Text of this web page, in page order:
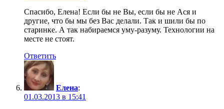
Спасибо, Елена! Если бы не Вы, если бы не Ася и
другие, что бы мы без Вас делали. Так и шили бы по
старинке. А так набираемся уму-разуму. Технологии на
месте не стоят.
Ответить
Елена:
01.03.2013 в 15:41